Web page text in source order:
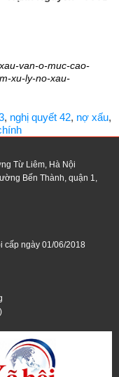
van-o-muc-cao-
xu-ly-no-xau-
, nghị quyết 42, nợ xấu,
Từ Liêm, Hà Nội
Bến Thành, quận 1,
cấp ngày 01/06/2018